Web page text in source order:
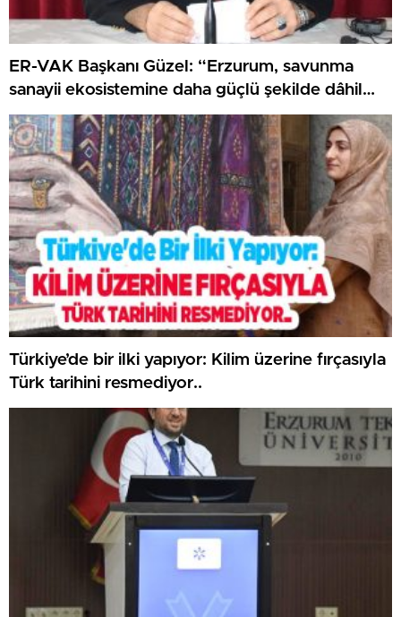
ER-VAK Başkanı Güzel: “Erzurum, savunma
sanayii ekosistemine daha güçlü şekilde dâhil
edilmeli”..
Türkiye’de bir ilki yapıyor: Kilim üzerine fırçasıyla
Türk tarihini resmediyor..